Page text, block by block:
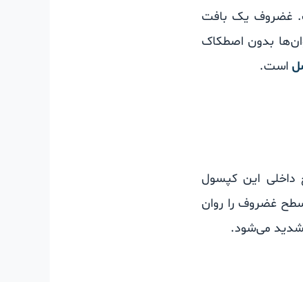
غضروف یک بافت
بدون اصطکاک
است.
این کپسول
غضروف را روان
شدید می‌شود.